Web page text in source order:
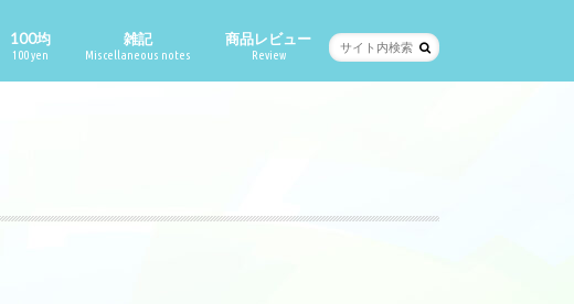
100均
100 yen
雑記
Miscellaneous notes
商品レビュー
Review